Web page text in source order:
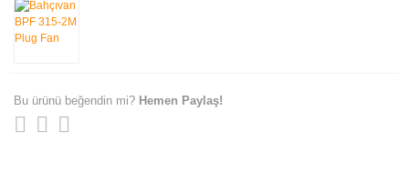
Bu ürünü beğendin mi? Hemen Paylaş!